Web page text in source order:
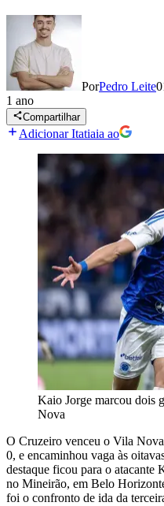
PorPedro Leite
1 ano
Compartilhar
Adicionar Itatiaia ao
Kaio Jorge marcou dois
Nova
O Cruzeiro venceu o Vila
0, e encaminhou vaga às
destaque ficou para o atacante
no Mineirão, em Belo
foi o confronto de ida da